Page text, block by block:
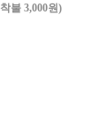
불 3,000원)